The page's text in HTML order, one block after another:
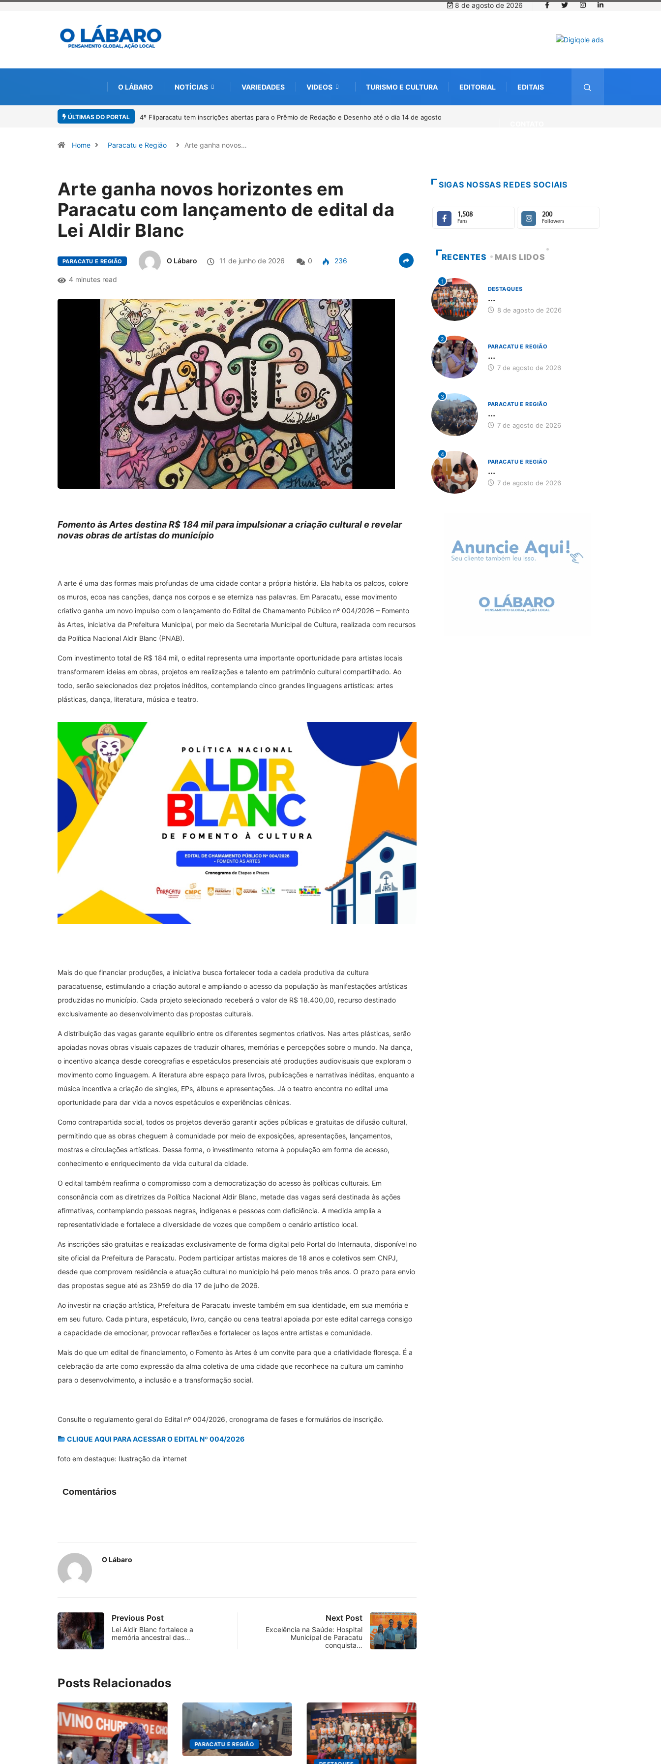
8 de agosto de 2026
O LÁBARO NOTÍCIAS VARIEDADES VIDEOS TURISMO E CULTURA EDITORIAL EDITAIS
ÚLTIMAS DO PORTAL
Redação e Desenho até o dia 14 de agostoParacatu caminha pelos 20 anos da Lei Maria da Penha
Home Paracatu e Região Arte ganha novos…
Arte ganha novos horizontes em
Paracatu com lançamento de edital da
Lei Aldir Blanc
PARACATU E REGIÃO O Lábaro 11 de junho de 2026 0 236
4 minutes read
Fomento às Artes destina R$ 184 mil para impulsionar a criação cultural e revelar
novas obras de artistas do município
A arte é uma das formas mais profundas de uma cidade contar a própria história. Ela habita os palcos, colore
os muros, ecoa nas canções, dança nos corpos e se eterniza nas palavras. Em Paracatu, esse movimento
criativo ganha um novo impulso com o lançamento do Edital de Chamamento Público nº 004/2026 – Fomento
às Artes, iniciativa da Prefeitura Municipal, por meio da Secretaria Municipal de Cultura, realizada com recursos
da Política Nacional Aldir Blanc (PNAB).
Com investimento total de R$ 184 mil, o edital representa uma importante oportunidade para artistas locais
transformarem ideias em obras, projetos em realizações e talento em patrimônio cultural compartilhado. Ao
todo, serão selecionados dez projetos inéditos, contemplando cinco grandes linguagens artísticas: artes
plásticas, dança, literatura, música e teatro.
Mais do que financiar produções, a iniciativa busca fortalecer toda a cadeia produtiva da cultura
paracatuense, estimulando a criação autoral e ampliando o acesso da população às manifestações artísticas
produzidas no município. Cada projeto selecionado receberá o valor de R$ 18.400,00, recurso destinado
exclusivamente ao desenvolvimento das propostas culturais.
A distribuição das vagas garante equilíbrio entre os diferentes segmentos criativos. Nas artes plásticas, serão
apoiadas novas obras visuais capazes de traduzir olhares, memórias e percepções sobre o mundo. Na dança,
o incentivo alcança desde coreografias e espetáculos presenciais até produções audiovisuais que exploram o
movimento como linguagem. A literatura abre espaço para livros, publicações e narrativas inéditas, enquanto a
música incentiva a criação de singles, EPs, álbuns e apresentações. Já o teatro encontra no edital uma
oportunidade para dar vida a novos espetáculos e experiências cênicas.
Como contrapartida social, todos os projetos deverão garantir ações públicas e gratuitas de difusão cultural,
permitindo que as obras cheguem à comunidade por meio de exposições, apresentações, lançamentos,
mostras e circulações artísticas. Dessa forma, o investimento retorna à população em forma de acesso,
conhecimento e enriquecimento da vida cultural da cidade.
O edital também reafirma o compromisso com a democratização do acesso às políticas culturais. Em
consonância com as diretrizes da Política Nacional Aldir Blanc, metade das vagas será destinada às ações
afirmativas, contemplando pessoas negras, indígenas e pessoas com deficiência. A medida amplia a
representatividade e fortalece a diversidade de vozes que compõem o cenário artístico local.
As inscrições são gratuitas e realizadas exclusivamente de forma digital pelo Portal do Internauta, disponível no
site oficial da Prefeitura de Paracatu. Podem participar artistas maiores de 18 anos e coletivos sem CNPJ,
desde que comprovem residência e atuação cultural no município há pelo menos três anos. O prazo para envio
das propostas segue até as 23h59 do dia 17 de julho de 2026.
Ao investir na criação artística, Prefeitura de Paracatu investe também em sua identidade, em sua memória e
em seu futuro. Cada pintura, espetáculo, livro, canção ou cena teatral apoiada por este edital carrega consigo
a capacidade de emocionar, provocar reflexões e fortalecer os laços entre artistas e comunidade.
Mais do que um edital de financiamento, o Fomento às Artes é um convite para que a criatividade floresça. É a
celebração da arte como expressão da alma coletiva de uma cidade que reconhece na cultura um caminho
para o desenvolvimento, a inclusão e a transformação social.
Consulte o regulamento geral do Edital nº 004/2026, cronograma de fases e formulários de inscrição.
CLIQUE AQUI PARA ACESSAR O EDITAL Nº 004/2026
foto em destaque: Ilustração da internet
Comentários
O Lábaro
Previous Post
Lei Aldir Blanc fortalece a
memória ancestral das…
Next Post
Excelência na Saúde: Hospital
Municipal de Paracatu
conquista…
Posts Relacionados
PARACATU E REGIÃO
SIGAS NOSSAS REDES SOCIAIS
1,508
Fans
200
Followers
RECENTES MAIS LIDOS
1
DESTAQUES
...
8 de agosto de 2026
2
PARACATU E REGIÃO
...
7 de agosto de 2026
3
PARACATU E REGIÃO
...
7 de agosto de 2026
4
PARACATU E REGIÃO
...
7 de agosto de 2026